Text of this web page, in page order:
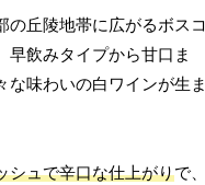
の丘陵地帯に広がるボスコ
早飲みタイプから甘口ま
な味わいの白ワインが生ま
シュで辛口な仕上がりで、